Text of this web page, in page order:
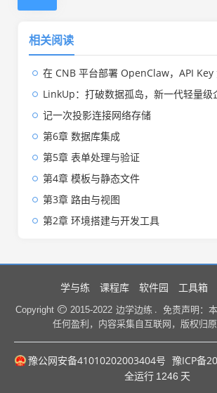
相关阅读
在 CNB 平台部署 OpenClaw，API Key
LinkUp：打破数据孤岛，新一代轻量
记一次投影连接网络存储
第6章 数据库集成
第5章 表单处理与验证
第4章 模板与静态文件
第3章 路由与视图
第2章 环境搭建与开发工具
学与练 课程库 软件园 工具箱
Copyright 2015-2022 边学边练 .
免责声明：
任何盈利，内容采集自互联网，版权归原
豫公网安备41010202003404号 豫ICP备
全运行 1246 天